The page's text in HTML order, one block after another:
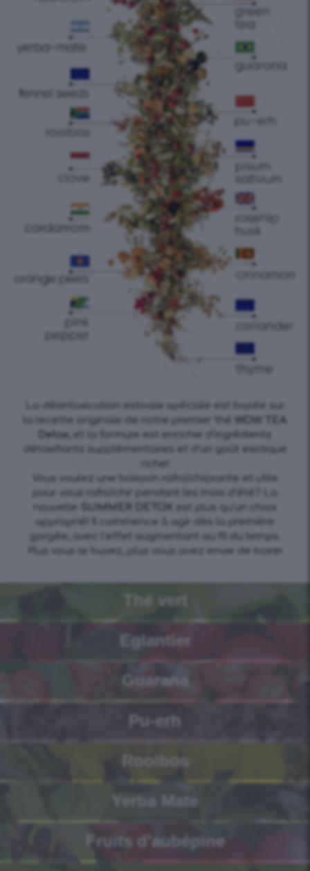
La désintoxication estivale spéciale est basée sur
la recette originale de notre premier thé
WOW TEA
Detox , et la formule est enrichie d’ingrédients
détoxifiants supplémentaires et d’un goût exotique
riche!
Vous voulez une boisson rafraîchissante et utile
pour vous rafraîchir pendant les mois d’été? La
nouvelle
SUMMER DETOX est plus qu’un choix
approprié! Il commence à agir dès la première
gorgée, avec l’effet augmentant au fil du temps.
Plus vous le buvez, plus vous avez envie de boire!
Thé vert
Eglantier
Guarana
Pu-erh
Rooibos
Yerba Mate
Fruits d'aubépine